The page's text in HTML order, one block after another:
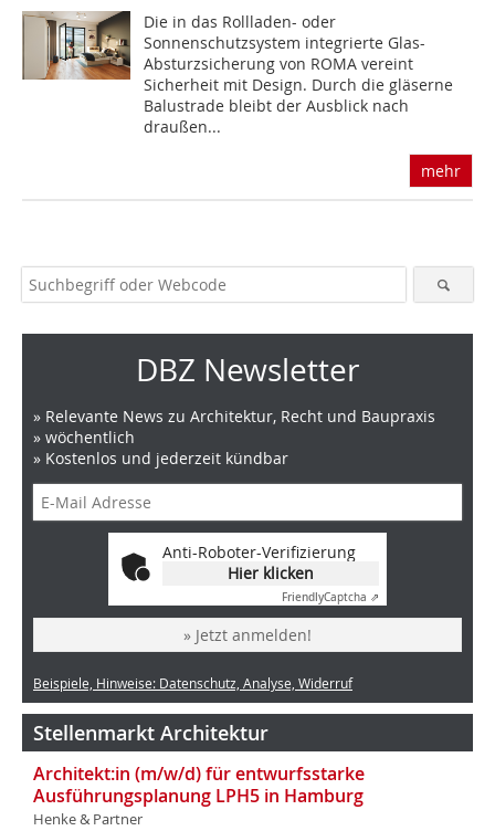
Die in das Rollladen- oder
Sonnenschutzsystem integrierte Glas-
Absturzsicherung von ROMA vereint
Sicherheit mit Design. Durch die gläserne
Balustrade bleibt der Ausblick nach
draußen...
mehr
DBZ Newsletter
» Relevante News zu Architektur, Recht und Baupraxis
» wöchentlich
» Kostenlos und jederzeit kündbar
Anti-Roboter-Verifizierung
Hier klicken
FriendlyCaptcha ⇗
» Jetzt anmelden!
Beispiele, Hinweise: Datenschutz, Analyse, Widerruf
Stellenmarkt Architektur
Architekt:in (m/w/d) für entwurfsstarke
Ausführungsplanung LPH5 in Hamburg
Henke & Partner